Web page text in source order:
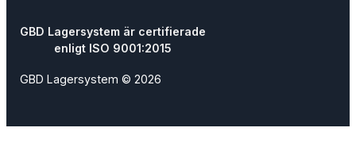
GBD Lagersystem är certifierade
enligt ISO 9001:2015
GBD Lagersystem © 2026